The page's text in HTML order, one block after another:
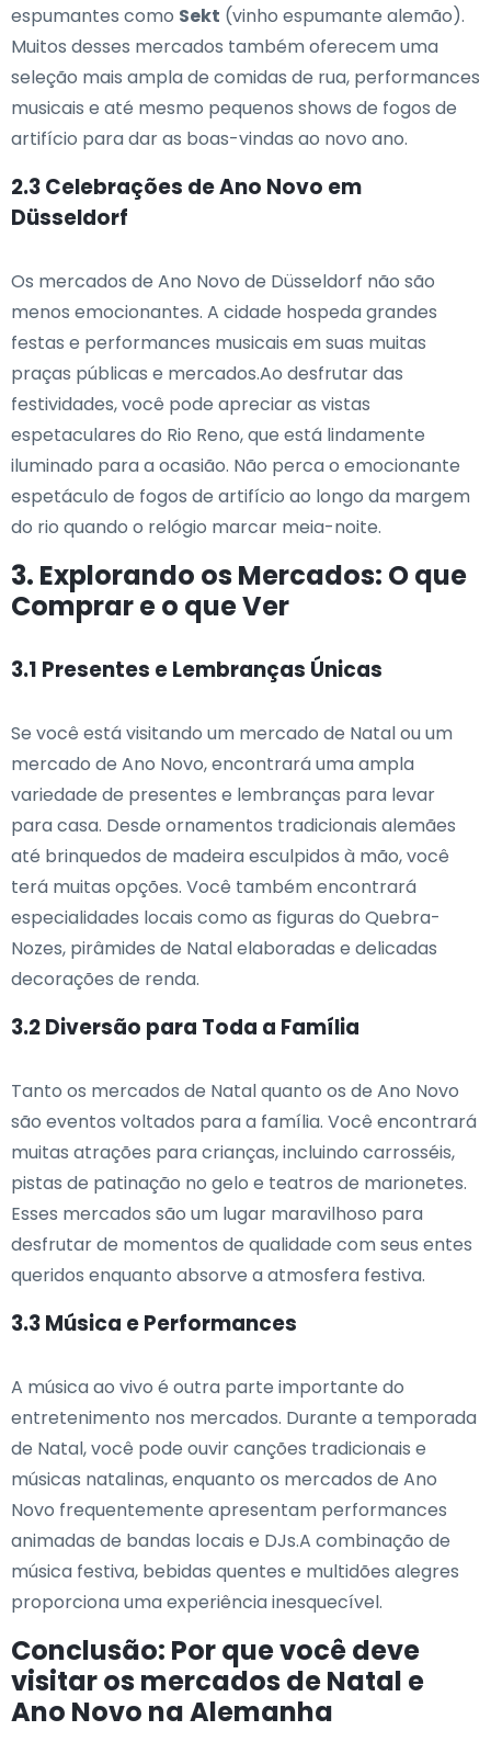
espumantes como Sekt (vinho espumante alemão).
Muitos desses mercados também oferecem uma
seleção mais ampla de comidas de rua, performances
musicais e até mesmo pequenos shows de fogos de
artifício para dar as boas-vindas ao novo ano.
2.3 Celebrações de Ano Novo em
Düsseldorf
Os mercados de Ano Novo de Düsseldorf não são
menos emocionantes. A cidade hospeda grandes
festas e performances musicais em suas muitas
praças públicas e mercados.Ao desfrutar das
festividades, você pode apreciar as vistas
espetaculares do Rio Reno, que está lindamente
iluminado para a ocasião. Não perca o emocionante
espetáculo de fogos de artifício ao longo da margem
do rio quando o relógio marcar meia-noite.
3. Explorando os Mercados: O que
Comprar e o que Ver
3.1 Presentes e Lembranças Únicas
Se você está visitando um mercado de Natal ou um
mercado de Ano Novo, encontrará uma ampla
variedade de presentes e lembranças para levar
para casa. Desde ornamentos tradicionais alemães
até brinquedos de madeira esculpidos à mão, você
terá muitas opções. Você também encontrará
especialidades locais como as figuras do Quebra-
Nozes, pirâmides de Natal elaboradas e delicadas
decorações de renda.
3.2 Diversão para Toda a Família
Tanto os mercados de Natal quanto os de Ano Novo
são eventos voltados para a família. Você encontrará
muitas atrações para crianças, incluindo carrosséis,
pistas de patinação no gelo e teatros de marionetes.
Esses mercados são um lugar maravilhoso para
desfrutar de momentos de qualidade com seus entes
queridos enquanto absorve a atmosfera festiva.
3.3 Música e Performances
A música ao vivo é outra parte importante do
entretenimento nos mercados. Durante a temporada
de Natal, você pode ouvir canções tradicionais e
músicas natalinas, enquanto os mercados de Ano
Novo frequentemente apresentam performances
animadas de bandas locais e DJs.A combinação de
música festiva, bebidas quentes e multidões alegres
proporciona uma experiência inesquecível.
Conclusão: Por que você deve
visitar os mercados de Natal e
Ano Novo na Alemanha